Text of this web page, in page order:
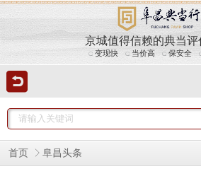
京城值得信赖的典当评
变现快 当价高 保安全
首页 阜昌头条